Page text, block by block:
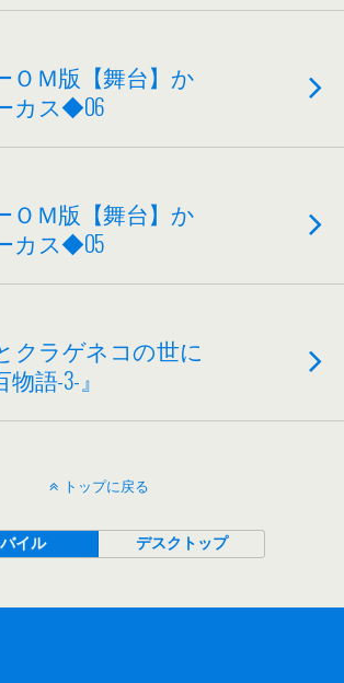
Ｍ版【舞台】か
カス◆06
Ｍ版【舞台】か
カス◆05
クラゲネコの世に
語-3-』
トップに戻る
イル デスクトップ